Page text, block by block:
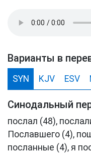
Варианты в
SYN KJV ESV
Синодальный
послал (48),
Пославшего (4),
посланные (4), я